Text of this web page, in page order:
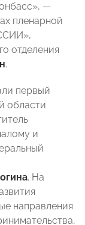
—
пленарной
отделения
.
первый
области
и
. На
направления